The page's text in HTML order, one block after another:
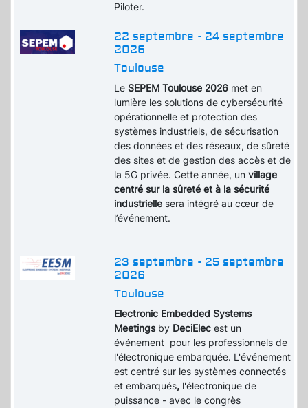
Piloter.
22 septembre - 24 septembre
2026
Toulouse
Le SEPEM Toulouse 2026 met en
lumière les solutions de cybersécurité
opérationnelle et protection des
systèmes industriels, de sécurisation
des données et des réseaux, de sûreté
des sites et de gestion des accès et de
la 5G privée. Cette année, unvillage
centré sur la sûreté et à la sécurité
industrielle sera intégré au cœur de
l’événement.
23 septembre - 25 septembre
2026
Toulouse
Electronic Embedded Systems
Meetingsby DeciElecest un
événement pour les professionnels de
l'électronique embarquée. L'événement
est centré sur les systèmes connectés
et embarqués, l'électronique de
puissance - avec le congrès